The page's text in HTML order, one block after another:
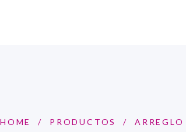
HOME / PRODUCTOS /